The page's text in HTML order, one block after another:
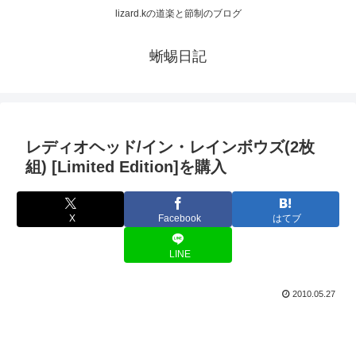
lizard.kの道楽と節制のブログ
蜥蜴日記
レディオヘッド/イン・レインボウズ(2枚
組) [Limited Edition]を購入
X Facebook はてブ
LINE
2010.05.27